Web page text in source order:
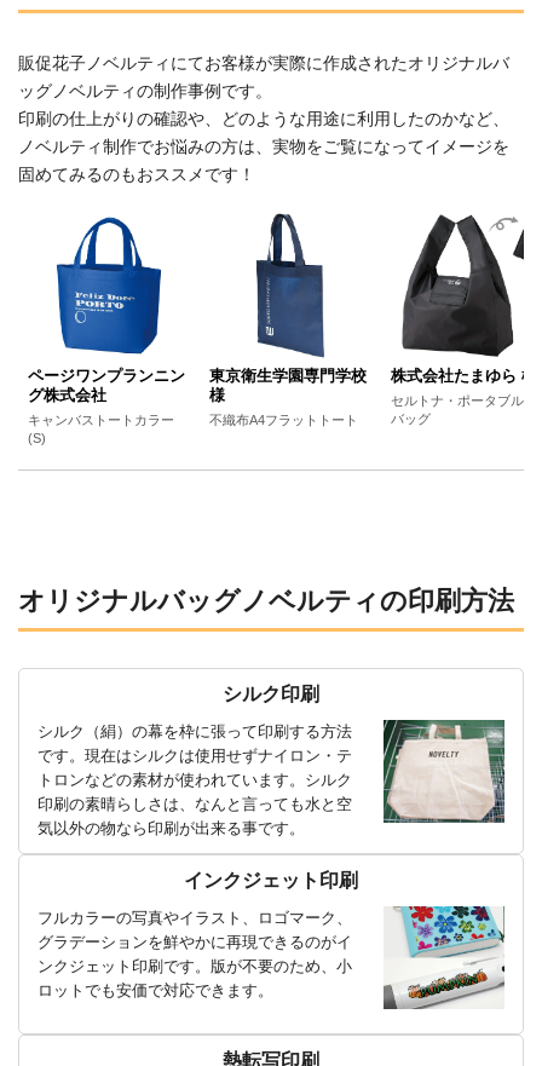
販促花子ノベルティにてお客様が実際に作成されたオリジナルバ
ッグノベルティの制作事例です。
印刷の仕上がりの確認や、どのような用途に利用したのかなど、
ノベルティ制作でお悩みの方は、実物をご覧になってイメージを
固めてみるのもおススメです！
ページワンプランニン
グ株式会社
キャンバストートカラー
(S)
東京衛生学園専門学校
様
不織布A4フラットトート
株式会社たまゆら 様
セルトナ・ポータブルエ
バッグ
オリジナルバッグノベルティの印刷方法
シルク印刷
シルク（絹）の幕を枠に張って印刷する方法
です。現在はシルクは使用せずナイロン・テ
トロンなどの素材が使われています。シルク
印刷の素晴らしさは、なんと言っても水と空
気以外の物なら印刷が出来る事です。
インクジェット印刷
フルカラーの写真やイラスト、ロゴマーク、
グラデーションを鮮やかに再現できるのがイ
ンクジェット印刷です。版が不要のため、小
ロットでも安価で対応できます。
熱転写印刷